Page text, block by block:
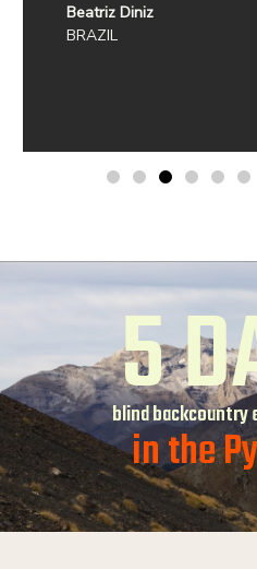
Beatriz Diniz
BRAZIL
5
blind backcountry
in the